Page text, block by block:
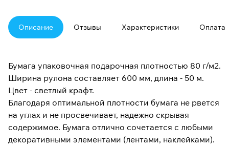
Описание Отзывы Характеристики Оплата
Бумага упаковочная подарочная плотностью 80 г/м2.
Ширина рулона составляет 600 мм, длина - 50 м.
Цвет - светлый крафт.
Благодаря оптимальной плотности бумага не рвется
на углах и не просвечивает, надежно скрывая
содержимое. Бумага отлично сочетается с любыми
декоративными элементами (лентами, наклейками).